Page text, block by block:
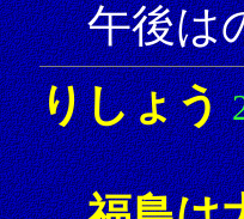
午後は
りしょう